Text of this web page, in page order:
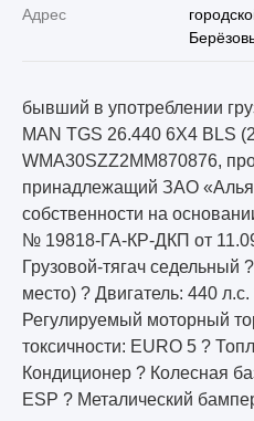
Адрес
бывший в употреблении
MAN TGS 26.440 6X4 BLS
WMA30SZZ2MM870876,
принадлежащий ЗАО
собственности на
№ 19818-ГА-КР-ДКП от
Грузовой-тягач седельный
место) ? Двигатель: 440
Регулируемый моторный
токсичности: EURO 5 ?
Кондиционер ? Колесная
ESP ? Металический